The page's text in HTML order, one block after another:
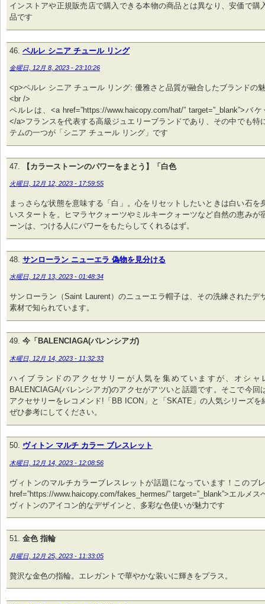
インストアや正規販売店で購入できる本物の商品とは異なり、安価で購
品です
ペルレ シニア チュール リング
金曜日, 12月 8, 2023 - 23:10:26
<p>ペルレ シニア チュール リング: 優雅さと品質が融合したブランドの
<br />
ペルレは、<a href=”https://www.haicopy.com/hat/” target=”_blank”>バ
</a>フランスを代表する高級ジュエリーブランドであり、その中でも特
テムの一つが「シニア チュール リング」です
【カラーストーンのパワーをまとう】「白色
火曜日, 12月 12, 2023 - 17:59:55
まっさらな状態を意味する「白」。心をリセットしたいときは白い石を
いスタートを。ヒマラヤクォーツやミルキークォーツなど自然の恵みが
ーンは、つける人にパワーをもたらしてくれるはず。
サンローラン ニューエラ 偽物を見分ける
水曜日, 12月 13, 2023 - 01:48:34
サンローラン（Saint Laurent）のニューエラ帽子は、その洗練されたデ
素材で知られています。
今「BALENCIAGA(バレンシアガ)
木曜日, 12月 14, 2023 - 11:32:33
ハイブランドのアクセサリーが人気を集めていますが、オシャ
BALENCIAGA(バレンシアガ)のアクセがアツいと話題です。そこで今回
アクセサリーをレコメンド!「BB ICON」と「SKATE」の人気シリーズを
ぜひ参考にしてください。
ヴィトン マルチ カラー ブレスレット
木曜日, 12月 14, 2023 - 12:08:56
ヴィトンのマルチカラーブレスレットが話題になっています！このブ
href=”https://www.haicopy.com/fakes_hermes/” target=”_blank”>エルメ
ヴィトンのアイコン的なデザインと、多彩な色使いが魅力です
金色 指輪
月曜日, 12月 25, 2023 - 11:33:05
贅沢な金色の指輪。エレガントで華やかな装いに輝きをプラス。